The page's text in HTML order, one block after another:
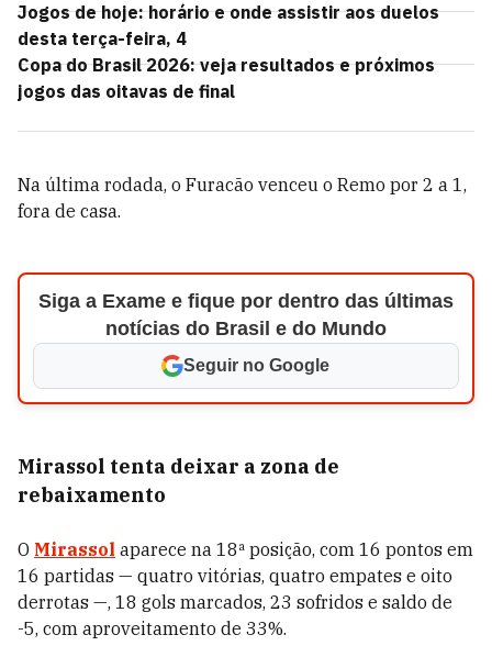
Jogos de hoje: horário e onde assistir aos duelos
desta terça-feira, 4
Copa do Brasil 2026: veja resultados e próximos
jogos das oitavas de final
Na última rodada, o Furacão venceu o Remo por 2 a 1,
fora de casa.
Siga a Exame e fique por dentro das últimas
notícias do Brasil e do Mundo
Seguir no Google
Mirassol tenta deixar a zona de
rebaixamento
O Mirassol aparece na 18ª posição, com 16 pontos em
16 partidas — quatro vitórias, quatro empates e oito
derrotas —, 18 gols marcados, 23 sofridos e saldo de
-5, com aproveitamento de 33%.